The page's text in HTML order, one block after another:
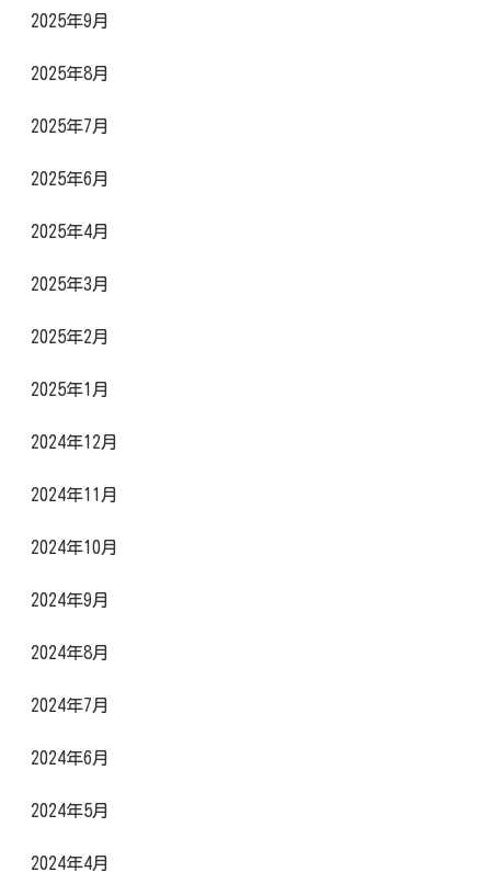
2025年9月
2025年8月
2025年7月
2025年6月
2025年4月
2025年3月
2025年2月
2025年1月
2024年12月
2024年11月
2024年10月
2024年9月
2024年8月
2024年7月
2024年6月
2024年5月
2024年4月